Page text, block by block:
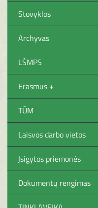
Stovyklos
Archyvas
LŠMPS
Erasmus +
TŪM
Laisvos darbo vietos
Įsigytos priemonės
Dokumentų rengimas